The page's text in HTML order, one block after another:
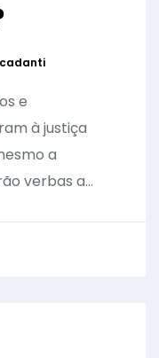
e
à justiça
a
verbas a...